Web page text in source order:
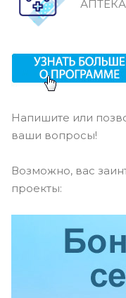
Напишите или
ваши вопросы!
Возможно, вас
проекты: